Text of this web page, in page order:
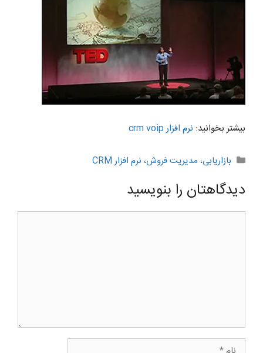
بیشتر بخوانید: نرم افزار crm voip
دسته‌ها
بازاریابی، مدیریت فروش، نرم افزار CRM
دیدگاهتان را بنویسید
دیدگاه
نام